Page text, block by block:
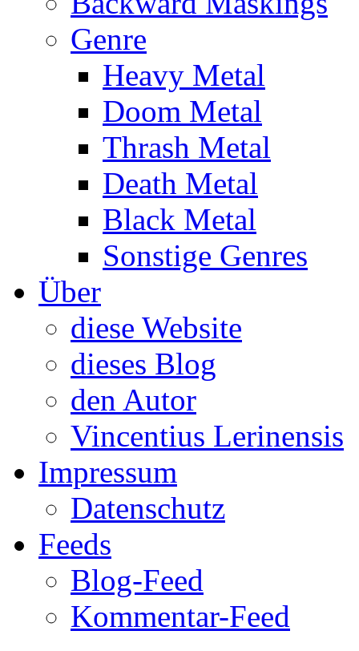
Genre
Heavy Metal
Doom Metal
Thrash Metal
Death Metal
Black Metal
Sonstige Genres
Über
diese Website
dieses Blog
den Autor
Vincentius Lerinensis
Impressum
Datenschutz
Feeds
Blog-Feed
Kommentar-Feed